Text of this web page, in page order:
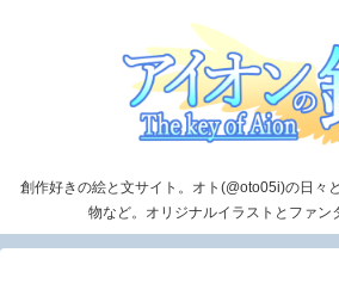
創作好きの絵と文サイト。オト(@oto05i)の日々
物など。オリジナルイラストとファン